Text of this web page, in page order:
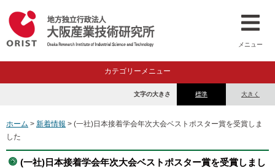
メニュー
カテゴリーメニュー
標準 大きく
文字の大きさ
ホーム > 新着情報 > (一社)日本接着学会年次大会ベストポスター賞を受賞しま
した
(一社)日本接着学会年次大会ベストポスター賞を受賞しまし